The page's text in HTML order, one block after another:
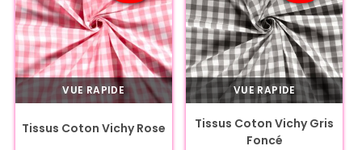
VUE RAPIDE
Tissus Coton Vichy Rose
VUE RAPIDE
Tissus Coton Vichy Gris
Foncé